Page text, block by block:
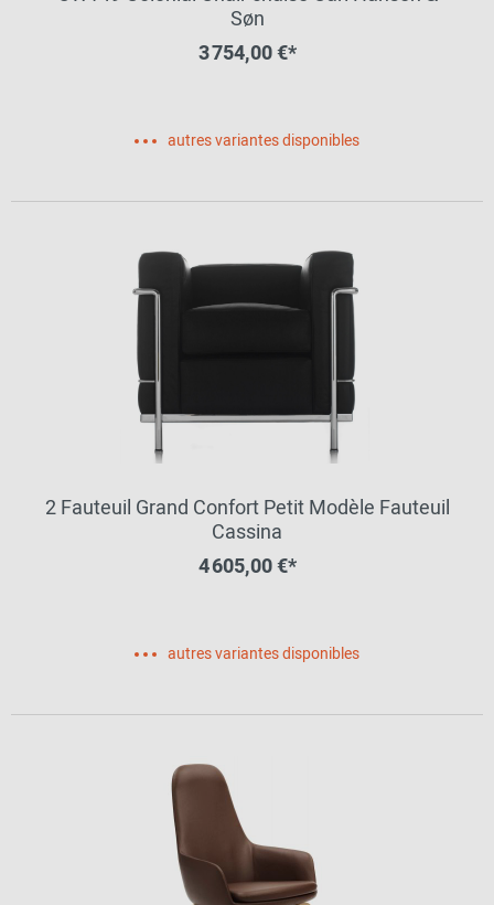
Søn
3 754,00 €*
autres variantes disponibles
2 Fauteuil Grand Confort Petit Modèle Fauteuil
Cassina
4 605,00 €*
autres variantes disponibles